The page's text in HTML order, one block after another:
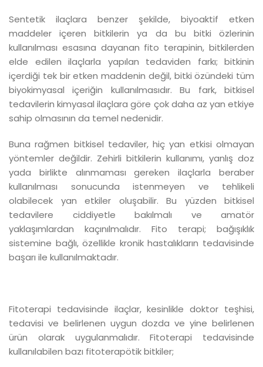
Sentetik ilaçlara benzer şekilde, biyoaktif etken
maddeler içeren bitkilerin ya da bu bitki özlerinin
kullanılması esasına dayanan fito terapinin, bitkilerden
elde edilen ilaçlarla yapılan tedaviden farkı; bitkinin
içerdiği tek bir etken maddenin değil, bitki özündeki tüm
biyokimyasal içeriğin kullanılmasıdır. Bu fark, bitkisel
tedavilerin kimyasal ilaçlara göre çok daha az yan etkiye
sahip olmasının da temel nedenidir.
Buna rağmen bitkisel tedaviler, hiç yan etkisi olmayan
yöntemler değildir. Zehirli bitkilerin kullanımı, yanlış doz
yada birlikte alınmaması gereken ilaçlarla beraber
kullanılması sonucunda istenmeyen ve tehlikeli
olabilecek yan etkiler oluşabilir. Bu yüzden bitkisel
tedavilere ciddiyetle bakılmalı ve amatör
yaklaşımlardan kaçınılmalıdır. Fito terapi; bağışıklık
sistemine bağlı, özellikle kronik hastalıkların tedavisinde
başarı ile kullanılmaktadır.
Fitoterapi tedavisinde ilaçlar, kesinlikle doktor teşhisi,
tedavisi ve belirlenen uygun dozda ve yine belirlenen
ürün olarak uygulanmalıdır. Fitoterapi tedavisinde
kullanılabilen bazı fitoterapötik bitkiler;